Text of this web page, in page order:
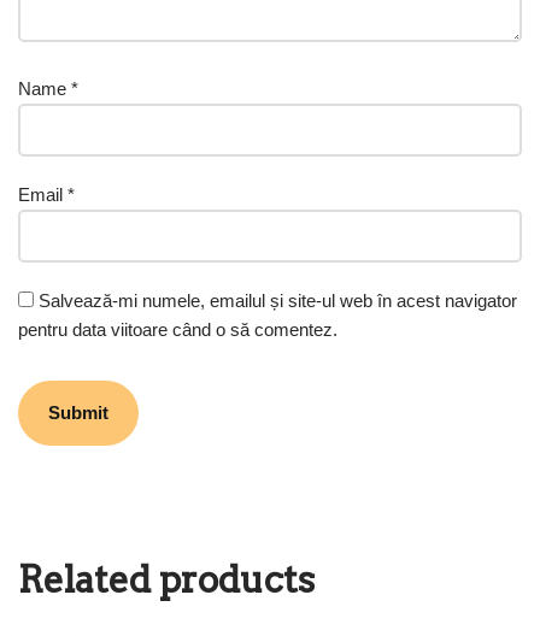
Name *
Email *
Salvează-mi numele, emailul și site-ul web în acest navigator
pentru data viitoare când o să comentez.
Related products